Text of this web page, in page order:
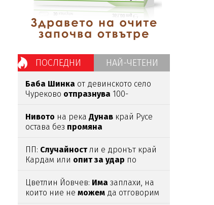
ПОСЛЕДНИ НАЙ-ЧЕТЕНИ
Баба Шинка от девинското село
Чуреково отпразнува 100-
Нивото на река Дунав край Русе
остава без промяна
ПП: Случайностли е дронът край
Кардам или опит за удар по
Цветлин Йовчев: Има заплахи, на
които ние не можем да отговорим